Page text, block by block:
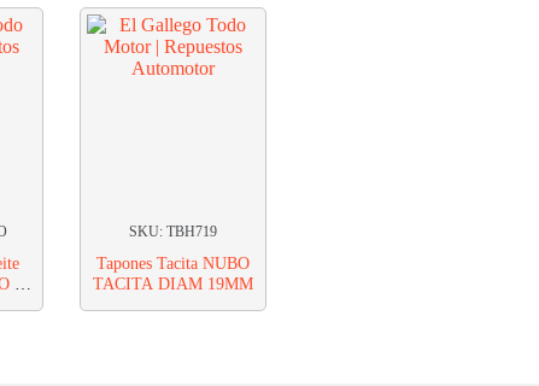
1.4
SKU: TBH719
Tapones Tacita NUBO
TACITA DIAM 19MM